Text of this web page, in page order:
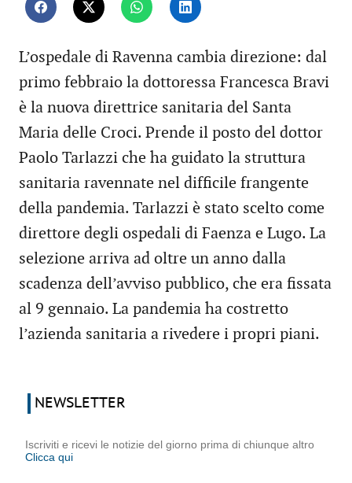
L’ospedale di Ravenna cambia direzione: dal
primo febbraio la dottoressa Francesca Bravi
è la nuova direttrice sanitaria del Santa
Maria delle Croci. Prende il posto del dottor
Paolo Tarlazzi che ha guidato la struttura
sanitaria ravennate nel difficile frangente
della pandemia. Tarlazzi è stato scelto come
direttore degli ospedali di Faenza e Lugo. La
selezione arriva ad oltre un anno dalla
scadenza dell’avviso pubblico, che era fissata
al 9 gennaio. La pandemia ha costretto
l’azienda sanitaria a rivedere i propri piani.
NEWSLETTER
Iscriviti e ricevi le notizie del giorno prima di chiunque altro
Clicca qui